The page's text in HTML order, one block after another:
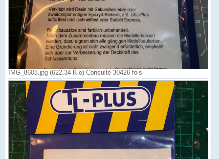
IMG_8608.jpg (622.34 Kio) Consulté 30426 fois